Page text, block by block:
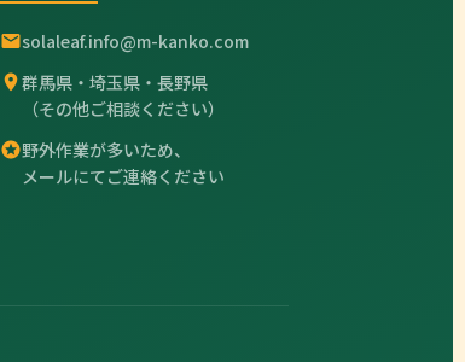
solaleaf.info@m-kanko.com
群馬県・埼玉県・長野県
（その他ご相談ください）
野外作業が多いため、
メールにてご連絡ください